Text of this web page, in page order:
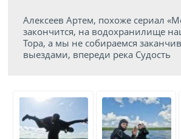
Алексеев Артем, похоже сериал
закончится, на водохранилище
Тора, а мы не собираемся
выездами, впереди река Судость